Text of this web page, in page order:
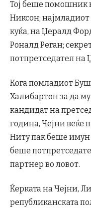
Тој беше помошник
Никсон;
куќа, на Џералд
Роналд Реган;
потпретседател на
Кога помладиот Буш
Халибартон за да
кандидат на
година, Чејни веќе
Ниту пак беше
беше
партнер во ловот.
Ќерката на Чејни,
републиканската